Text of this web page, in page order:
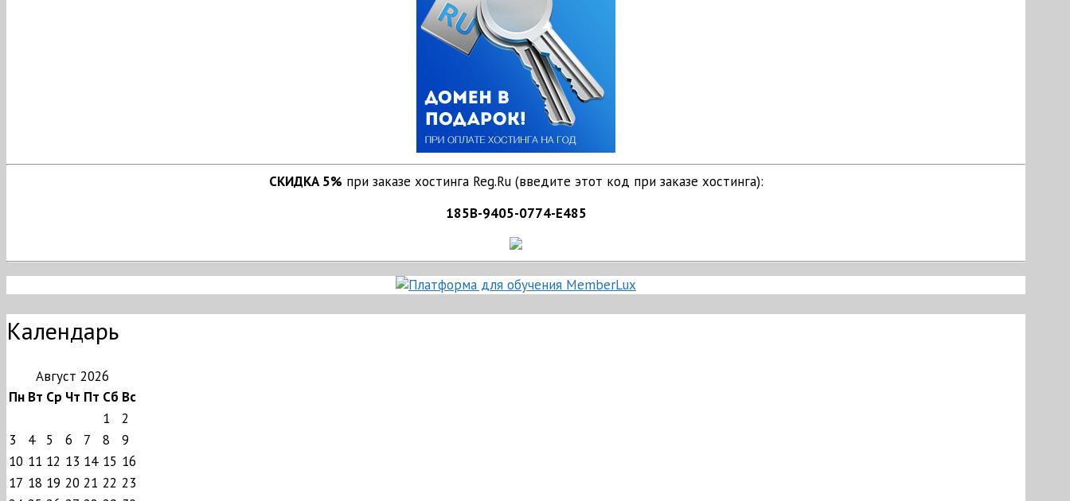
СКИДКА 5% при заказе хостинга Reg.Ru (введите этот код при заказе хостинга):
185B-9405-0774-E485
Календарь
Август 2026
Пн Вт Ср Чт Пт Сб Вс
1
2
3
4 5 6 7 8
9
10 11 12 13 14 15 16
17 18 19 20 21 22 23